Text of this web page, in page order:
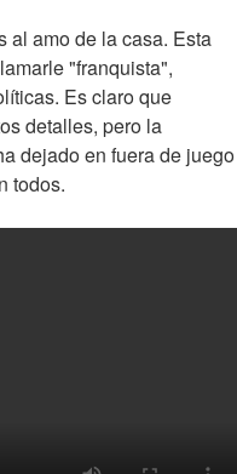
al amo de la casa. Esta
"franquista",
Es claro que
detalles, pero la
dejado en fuera de juego
todos.